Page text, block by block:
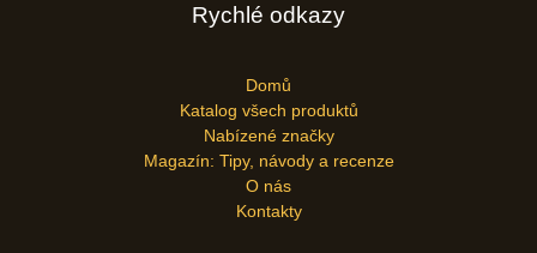
Rychlé odkazy
Domů
Katalog všech produktů
Nabízené značky
Magazín: Tipy, návody a recenze
O nás
Kontakty